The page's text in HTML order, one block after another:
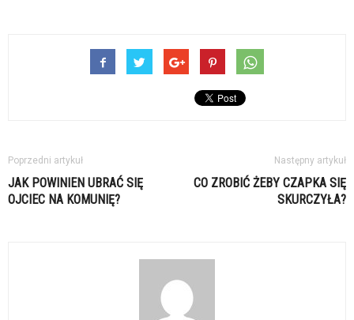
Poprzedni artykuł
JAK POWINIEN UBRAĆ SIĘ
OJCIEC NA KOMUNIĘ?
Następny artykuł
CO ZROBIĆ ŻEBY CZAPKA SIĘ
SKURCZYŁA?